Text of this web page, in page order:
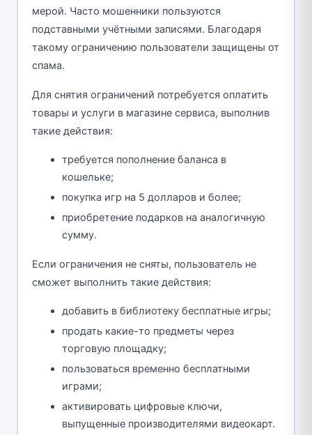
мерой. Часто мошенники пользуются
подставными учётными записями. Благодаря
такому ограничению пользователи защищены от
спама.
Для снятия ограничений потребуется оплатить
товары и услуги в магазине сервиса, выполнив
такие действия:
требуется пополнение баланса в
кошельке;
покупка игр на 5 долларов и более;
приобретение подарков на аналогичную
сумму.
Если ограничения не сняты, пользователь не
сможет выполнить такие действия:
добавить в библиотеку бесплатные игры;
продать какие-то предметы через
торговую площадку;
пользоваться временно бесплатными
играми;
активировать цифровые ключи,
выпущенные производителями видеокарт.